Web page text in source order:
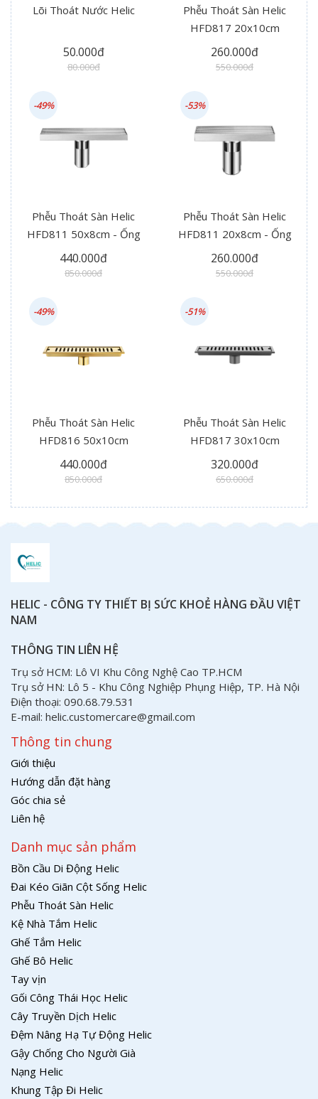
Lõi Thoát Nước Helic
50.000đ
80.000đ
Phễu Thoát Sàn Helic
HFD817 20x10cm
260.000đ
550.000đ
Phễu Thoát Sàn Helic
HFD811 50x8cm - Ống
Thoát Giữa
440.000đ
850.000đ
-49%
Phễu Thoát Sàn Helic
HFD811 20x8cm - Ống
Thoát Giữa
260.000đ
550.000đ
-53%
Phễu Thoát Sàn Helic
HFD816 50x10cm
440.000đ
850.000đ
-49%
Phễu Thoát Sàn Helic
HFD817 30x10cm
320.000đ
650.000đ
-51%
HELIC - CÔNG TY THIẾT BỊ SỨC KHOẺ HÀNG ĐẦU VIỆT
NAM
THÔNG TIN LIÊN HỆ
Trụ sở HCM: Lô VI Khu Công Nghệ Cao TP.HCM
Trụ sở HN: Lô 5 - Khu Công Nghiệp Phụng Hiệp, TP. Hà Nội
Điện thoại: 090.68.79.531
E-mail: helic.customercare@gmail.com
Thông tin chung
Giới thiệu
Hướng dẫn đặt hàng
Góc chia sẻ
Liên hệ
Danh mục sản phẩm
Bồn Cầu Di Động Helic
Đai Kéo Giãn Cột Sống Helic
Phễu Thoát Sàn Helic
Kệ Nhà Tắm Helic
Ghế Tắm Helic
Ghế Bô Helic
Tay vịn
Gối Công Thái Học Helic
Cây Truyền Dịch Helic
Đệm Nâng Hạ Tự Động Helic
Gậy Chống Cho Người Già
Nạng Helic
Khung Tập Đi Helic